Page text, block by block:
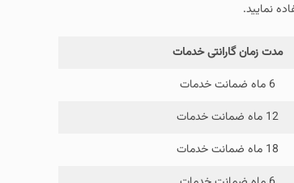
نمایید.
مدت زمان گارانتی خدمات
6 ماه ضمانت خدمات
12 ماه ضمانت خدمات
18 ماه ضمانت خدمات